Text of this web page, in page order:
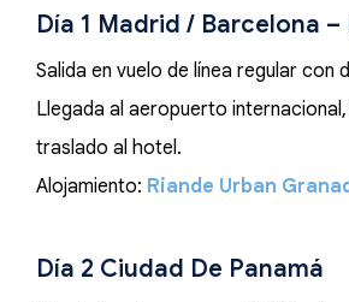
Día 1 Madrid / Barcelona –
Salida en vuelo de línea regular con
Llegada al aeropuerto
traslado al hotel.
Alojamiento: Riande Urban
Día 2 Ciudad De Panamá